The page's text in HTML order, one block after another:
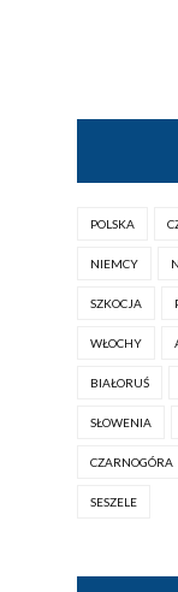
POLSKA
NIEMCY
SZKOCJA
WŁOCHY
BIAŁORUŚ
SŁOWENIA
CZARNOGÓRA
SESZELE